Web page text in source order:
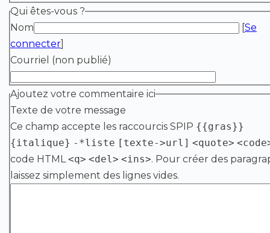
Qui êtes-vous ?
Nom
[Se
connecter]
Courriel (non publié)
Ajoutez votre commentaire ici
Texte de votre message
Ce champ accepte les raccourcis SPIP {{gras}}
{italique} -*liste [texte->url] <quote>
code HTML<q> <del> <ins>. Pour créer des
laissez simplement des lignes vides.